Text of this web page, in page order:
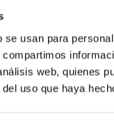
usan para
web, quienes
uso que haya